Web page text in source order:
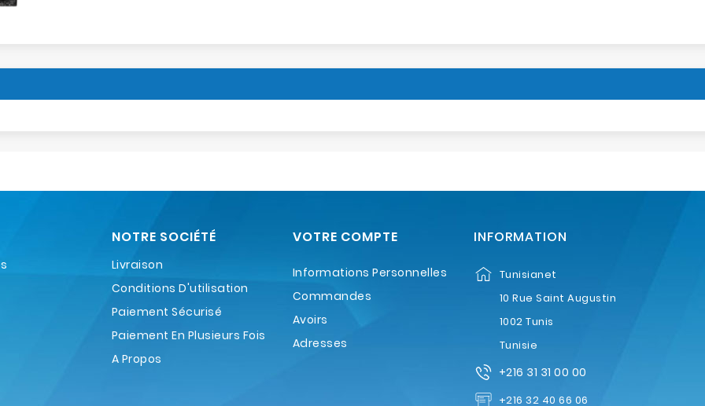
NOTRE SOCIÉTÉ
Livraison
Conditions D'utilisation
Paiement Sécurisé
Paiement En Plusieurs Fois
A Propos
VOTRE COMPTE
Informations Personnelles
Commandes
Avoirs
Adresses
INFORMATION
Tunisianet
10 Rue Saint Augustin
1002 Tunis
Tunisie
+216 31 31 00 00
+216 32 40 66 06